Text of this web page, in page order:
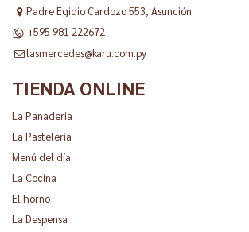
Padre Egidio Cardozo 553, Asunción
+595 981 222672
lasmercedes@karu.com.py
TIENDA ONLINE
La Panaderia
La Pasteleria
Menú del día
La Cocina
El horno
La Despensa